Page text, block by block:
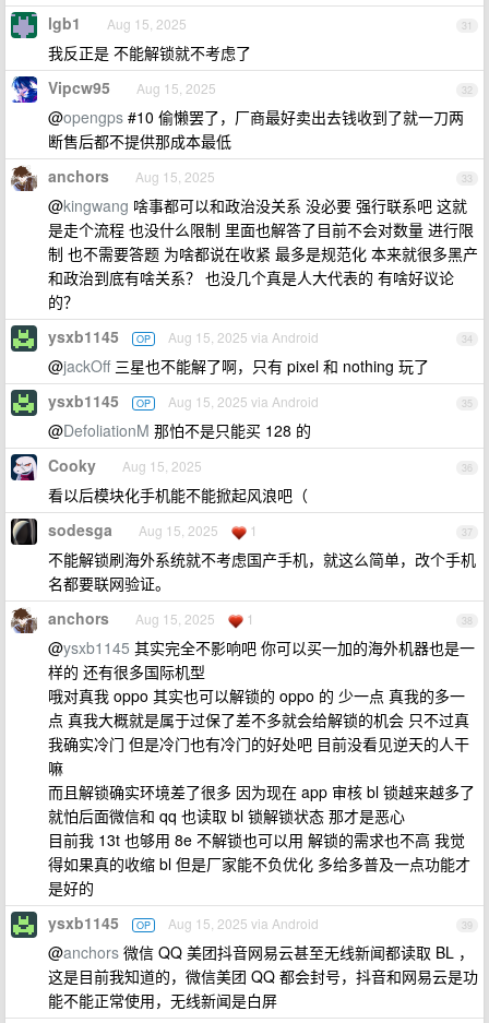
31
lgb1 Aug 15, 2025
我反正是 不能解锁就不考虑了
32
Vipcw95 Aug 15, 2025
@opengps #10 偷懒罢了，厂商最好卖出去钱收到了就一刀两
断售后都不提供那成本最低
33
anchors Aug 15, 2025
@kingwang 啥事都可以和政治没关系 没必要 强行联系吧 这就
是走个流程 也没什么限制 里面也解答了目前不会对数量 进行限
制 也不需要答题 为啥都说在收紧 最多是规范化 本来就很多黑产
和政治到底有啥关系？ 也没几个真是人大代表的 有啥好议论
的？
34
ysxb1145 OP Aug 15, 2025 via Android
@jackOff三星也不能解了啊，只有 pixel 和 nothing 玩了
35
ysxb1145 OP Aug 15, 2025 via Android
@DefoliationM 那怕不是只能买 128 的
36
Cooky Aug 15, 2025
看以后模块化手机能不能掀起风浪吧（
37
sodesga Aug 15, 2025 1
不能解锁刷海外系统就不考虑国产手机，就这么简单，改个手机
名都要联网验证。
38
anchors Aug 15, 2025 1
@ysxb1145 其实完全不影响吧 你可以买一加的海外机器也是一
样的 还有很多国际机型
哦对真我 oppo 其实也可以解锁的 oppo 的 少一点 真我的多一
点 真我大概就是属于过保了差不多就会给解锁的机会 只不过真
我确实冷门 但是冷门也有冷门的好处吧 目前没看见逆天的人干
嘛
而且解锁确实环境差了很多 因为现在 app 审核 bl 锁越来越多了
就怕后面微信和 qq 也读取 bl 锁解锁状态 那才是恶心
目前我 13t 也够用 8e 不解锁也可以用 解锁的需求也不高 我觉
得如果真的收缩 bl 但是厂家能不负优化 多给多普及一点功能才
是好的
39
ysxb1145 OP Aug 15, 2025 via Android
@anchors 微信 QQ 美团抖音网易云甚至无线新闻都读取 BL ，
这是目前我知道的，微信美团 QQ 都会封号，抖音和网易云是功
能不能正常使用，无线新闻是白屏